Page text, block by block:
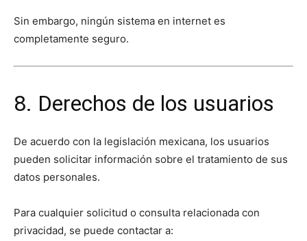
Sin embargo, ningún sistema en internet es
completamente seguro.
8. Derechos de los usuarios
De acuerdo con la legislación mexicana, los usuarios
pueden solicitar información sobre el tratamiento de sus
datos personales.
Para cualquier solicitud o consulta relacionada con
privacidad, se puede contactar a: